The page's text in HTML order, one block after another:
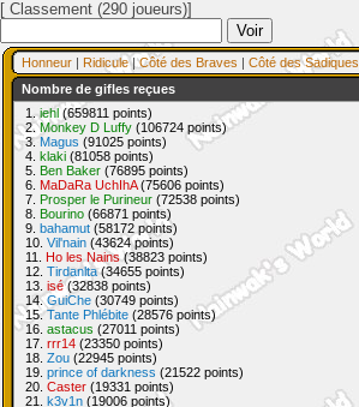
[ Classement (290 joueurs)]
Honneur | Ridicule|Côté des Braves | Côté des Sadiques
Nombre de gifles reçues
1. iehl (659811 points)
2.Monkey D Luffy (106724 points)
3. Magus (91025 points)
4. klaki (81058 points)
5. Ben Baker (76895 points)
6. MaDaRa UchIhA(75606 points)
7. Prosper le Purineur (72538 points)
8. Bourino (66871 points)
9. bahamut (58172 points)
10. Vil'nain (43624 points)
11. Ho les Nains(38823 points)
12. Tirdanlta(34655 points)
13. isé(32838 points)
14.GuiChe (30749 points)
15.Tante Phlébite (28576 points)
16. astacus (27011 points)
17. rrr14 (23350 points)
18. Zou (22945 points)
19. prince of darkness (21522 points)
20. Caster (19331 points)
21. k3v1n (19006 points)